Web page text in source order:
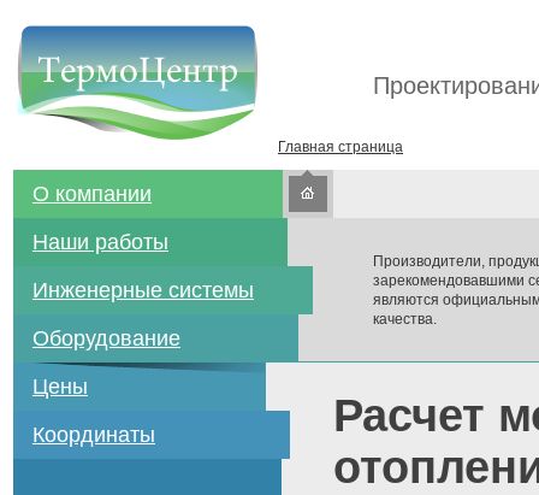
Главная страница
О компании
Наши работы
Инженерные системы
Оборудование
Цены
Координаты
Производители,
зарекомендовавшими
являются
качества.
Расчет